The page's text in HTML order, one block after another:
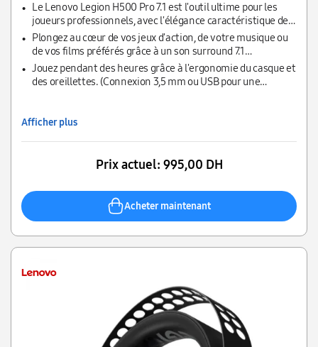
Le Lenovo Legion H500 Pro 7.1 est l'outil ultime pour les
joueurs professionnels, avec l'élégance caractéristique de
la gamme Legion.
Plongez au cœur de vos jeux d'action, de votre musique ou
de vos films préférés grâce à un son surround 7.1
exceptionnel sans pilote et des profils audio dédiés.
Jouez pendant des heures grâce à l'ergonomie du casque et
des oreillettes. (Connexion 3,5 mm ou USB pour une
Afficher plus
Prix actuel: 995,00 DH
Acheter maintenant